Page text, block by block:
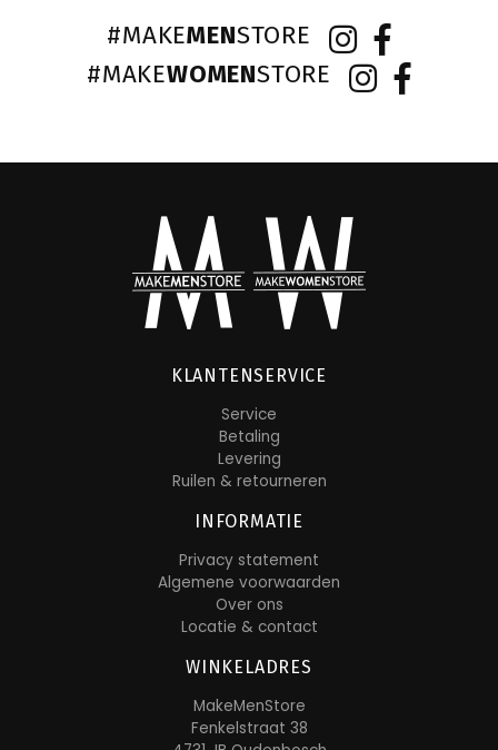
#MAKEMENSTORE
#MAKEWOMENSTORE
KLANTENSERVICE
Service
Betaling
Levering
Ruilen & retourneren
INFORMATIE
Privacy statement
Algemene voorwaarden
Over ons
Locatie & contact
WINKELADRES
MakeMenStore
Fenkelstraat 38